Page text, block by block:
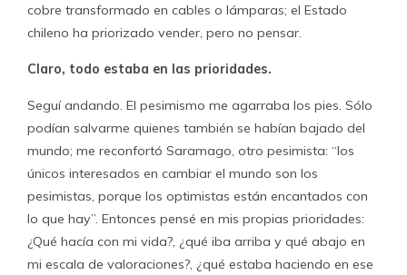
cobre transformado en cables o lámparas; el Estado
chileno ha priorizado vender, pero no pensar.
Claro, todo estaba en las prioridades.
Seguí andando. El pesimismo me agarraba los pies. Sólo
podían salvarme quienes también se habían bajado del
mundo; me reconfortó Saramago, otro pesimista: “los
únicos interesados en cambiar el mundo son los
pesimistas, porque los optimistas están encantados con
lo que hay”. Entonces pensé en mis propias prioridades:
¿Qué hacía con mi vida?, ¿qué iba arriba y qué abajo en
mi escala de valoraciones?, ¿qué estaba haciendo en ese